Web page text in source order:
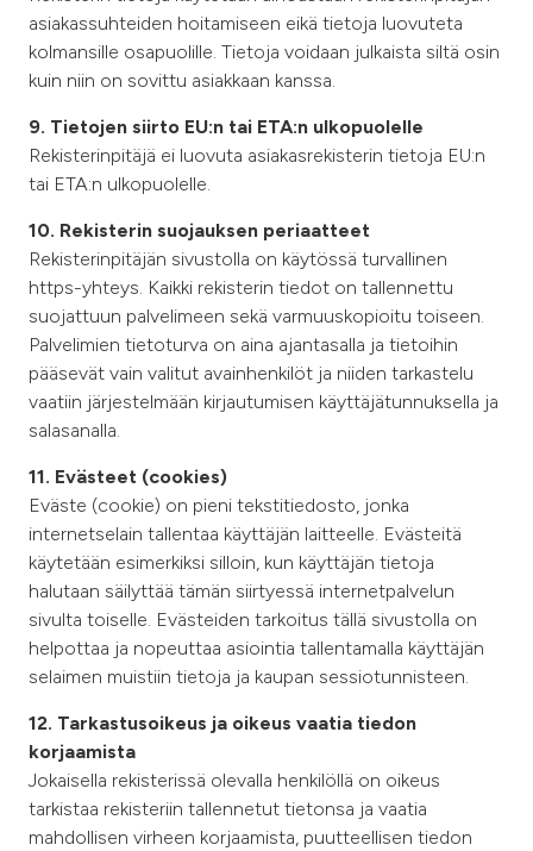
asiakassuhteiden hoitamiseen eikä tietoja luovuteta
kolmansille osapuolille. Tietoja voidaan julkaista siltä osin
kuin niin on sovittu asiakkaan kanssa.
9. Tietojen siirto EU:n tai ETA:n ulkopuolelle
Rekisterinpitäjä ei luovuta asiakasrekisterin tietoja EU:n
tai ETA:n ulkopuolelle.
10. Rekisterin suojauksen periaatteet
Rekisterinpitäjän sivustolla on käytössä turvallinen
https-yhteys. Kaikki rekisterin tiedot on tallennettu
suojattuun palvelimeen sekä varmuuskopioitu toiseen.
Palvelimien tietoturva on aina ajantasalla ja tietoihin
pääsevät vain valitut avainhenkilöt ja niiden tarkastelu
vaatiin järjestelmään kirjautumisen käyttäjätunnuksella ja
salasanalla.
11. Evästeet (cookies)
Eväste (cookie) on pieni tekstitiedosto, jonka
internetselain tallentaa käyttäjän laitteelle. Evästeitä
käytetään esimerkiksi silloin, kun käyttäjän tietoja
halutaan säilyttää tämän siirtyessä internetpalvelun
sivulta toiselle. Evästeiden tarkoitus tällä sivustolla on
helpottaa ja nopeuttaa asiointia tallentamalla käyttäjän
selaimen muistiin tietoja ja kaupan sessiotunnisteen.
12. Tarkastusoikeus ja oikeus vaatia tiedon
korjaamista
Jokaisella rekisterissä olevalla henkilöllä on oikeus
tarkistaa rekisteriin tallennetut tietonsa ja vaatia
mahdollisen virheen korjaamista, puutteellisen tiedon